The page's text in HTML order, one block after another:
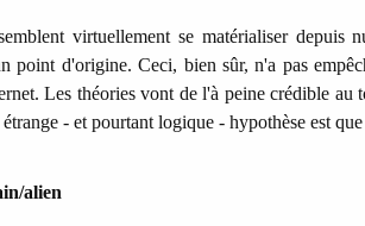
virtuellement se matérialiser depuis
point d'origine. Ceci, bien sûr, n'a pas
Les théories vont de l'à peine crédible au
- et pourtant logique - hypothèse est
alien